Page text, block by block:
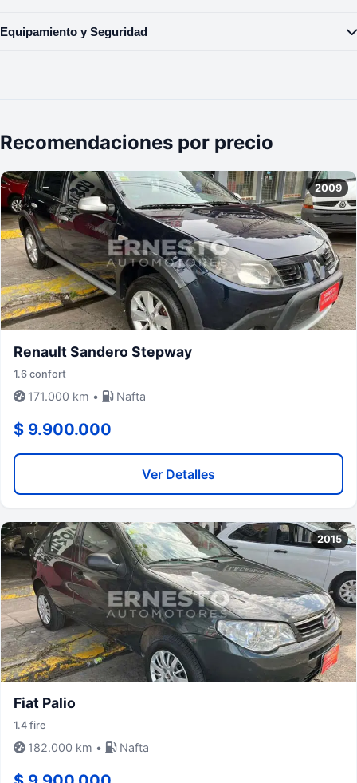
Equipamiento y Seguridad
Recomendaciones por precio
2009
Renault Sandero Stepway
1.6 confort
171.000 km • Nafta
$ 9.900.000
Ver Detalles
2015
Fiat Palio
1.4 fire
182.000 km • Nafta